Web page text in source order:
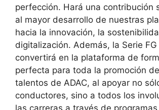
perfección. Hará una contribución
al mayor desarrollo de nuestras
hacia la innovación, la
digitalización. Además, la Serie FG
convertirá en la plataforma de
perfecta para toda la promoción
talentos de ADAC, al apoyar no
conductores, sino a todos los
las carreras a través de